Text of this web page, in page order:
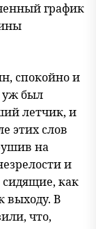
график
спокойно и
уж был
летчик, и
этих слов
на
и
как
выходу. В
что,